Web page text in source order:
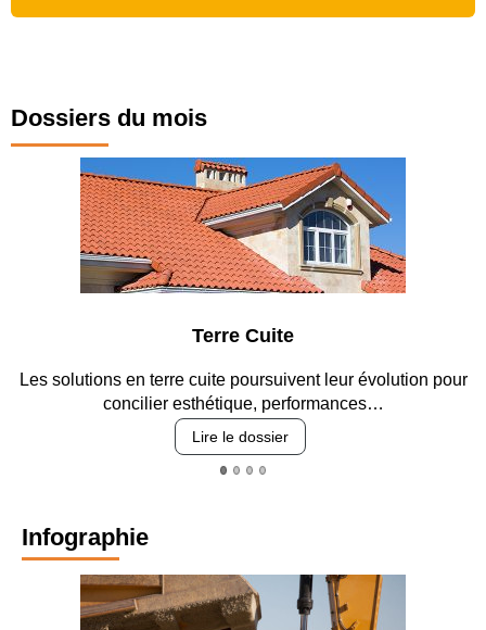
Dossiers du mois
Terre Cuite
Les solutions en terre cuite poursuivent leur évolution pour
concilier esthétique, performances…
Lire le dossier
Infographie